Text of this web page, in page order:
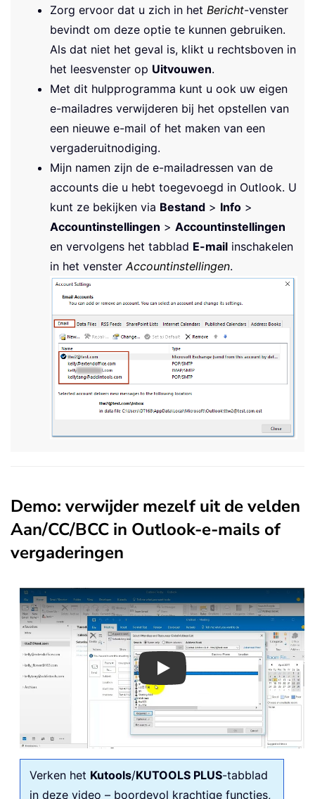
Zorg ervoor dat u zich in het Bericht-venster
bevindt om deze optie te kunnen gebruiken.
Als dat niet het geval is, klikt u rechtsboven in
het leesvenster op Uitvouwen.
Met dit hulpprogramma kunt u ook uw eigen
e-mailadres verwijderen bij het opstellen van
een nieuwe e-mail of het maken van een
vergaderuitnodiging.
Mijn namen zijn de e-mailadressen van de
accounts die u hebt toegevoegd in Outlook. U
kunt ze bekijken via Bestand > Info >
Accountinstellingen > Accountinstellingen
en vervolgens het tabblad E-mail inschakelen
in het vensterAccountinstellingen.
Demo: verwijder mezelf uit de velden
Aan/CC/BCC in Outlook-e-mails of
vergaderingen
Play
Verken het Kutools/KUTOOLS PLUS-tabblad
in deze video – boordevol krachtige functies,